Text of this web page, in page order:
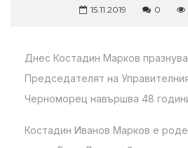
15.11.2019 0
Днес Костадин Марков
Председателят на
Черноморец навършва 48
Костадин Иванов Марков е